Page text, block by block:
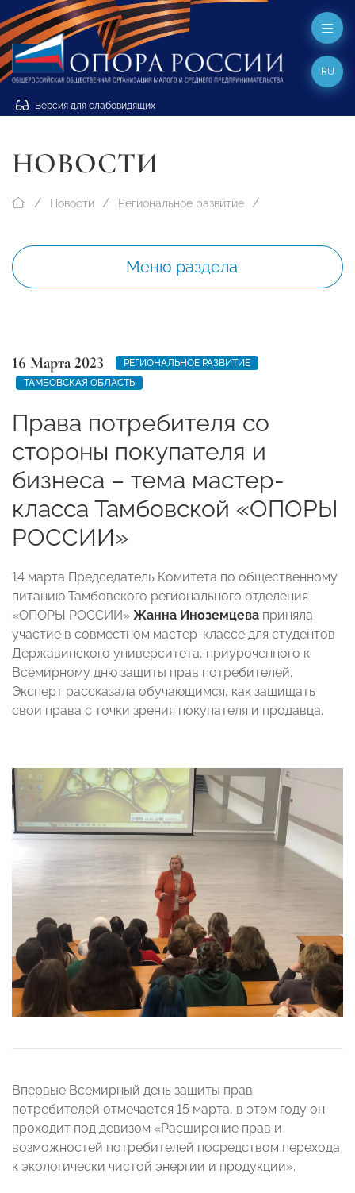
Версия для слабовидящих
RU
НОВОСТИ
Новости Региональное развитие
Меню раздела
16 Марта 2023
РЕГИОНАЛЬНОЕ РАЗВИТИЕ
ТАМБОВСКАЯ ОБЛАСТЬ
Права потребителя со
стороны покупателя и
бизнеса – тема мастер-
класса Тамбовской «ОПОРЫ
РОССИИ»
14 марта Председатель Комитета по общественному
питанию Тамбовского регионального отделения
«ОПОРЫ РОССИИ» Жанна Иноземцева приняла
участие в совместном мастер-классе для студентов
Державинского университета, приуроченного к
Всемирному дню защиты прав потребителей.
Эксперт рассказала обучающимся, как защищать
свои права с точки зрения покупателя и продавца.
Впервые Всемирный день защиты прав
потребителей отмечается 15 марта, в этом году он
проходит под девизом «Расширение прав и
возможностей потребителей посредством перехода
к экологически чистой энергии и продукции».